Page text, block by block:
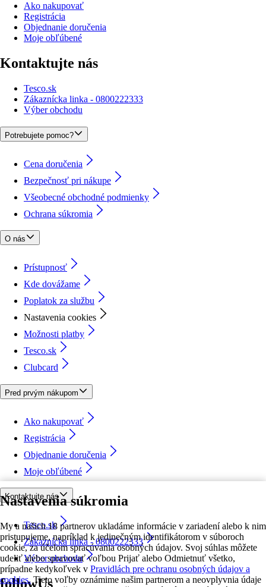
Nastavenia súkromia
My a našich 18 partnerov ukladáme informácie v zariadení alebo k nim
pristupujeme, napríklad k jedinečným identifikátorom v súboroch
cookie, za účelom spracúvania osobných údajov. Svoj súhlas môžete
udeliť alebo spravovať voľbou Prijať alebo Odmietnuť všetko,
prípadne kedykoľvek v Pravidlách pre ochranu osobných údajov a
cookies. Tieto voľby oznámime našim partnerom a neovplyvnia údaje
Ako nakupovať
Registrácia
Objednanie doručenia
Moje obľúbené
Kontaktujte nás
Tesco.sk
Zákaznícka linka - 0800222333
Výber obchodu
Potrebujete pomoc?
Cena doručenia
Bezpečnosť pri nákupe
Všeobecné obchodné podmienky
Ochrana súkromia
O nás
Prístupnosť
Kde dovážame
Poplatok za službu
Nastavenia cookies
Možnosti platby
Tesco.sk
Clubcard
Pred prvým nákupom
Ako nakupovať
Registrácia
Objednanie doručenia
Moje obľúbené
Kontaktujte nás
Tesco.sk
Zákaznícka linka - 0800222333
Výber obchodu
followUs